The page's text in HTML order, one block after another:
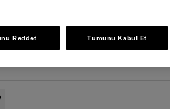
Reddet Tümünü Kabul Et